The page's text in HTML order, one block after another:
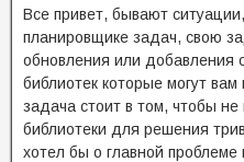
Все привет, бывают
планировщике задач, свою
обновления или добавления
библиотек которые могут
задача стоит в том, чтобы не
библиотеки для решения
хотел бы о главной